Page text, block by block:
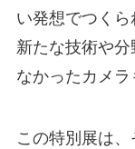
い発想でつくら
新たな技術や
なかったカメラ
この特別展は